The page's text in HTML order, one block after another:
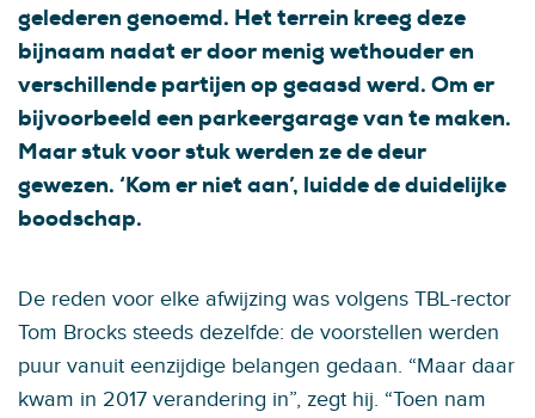
gelederen genoemd. Het terrein kreeg deze
bijnaam nadat er door menig wethouder en
verschillende partijen op geaasd werd. Om er
bijvoorbeeld een parkeergarage van te maken.
Maar stuk voor stuk werden ze de deur
gewezen. ‘Kom er niet aan’, luidde de duidelijke
boodschap.
De reden voor elke afwijzing was volgens TBL-rector
Tom Brocks steeds dezelfde: de voorstellen werden
puur vanuit eenzijdige belangen gedaan. “Maar daar
kwam in 2017 verandering in”, zegt hij. “Toen nam